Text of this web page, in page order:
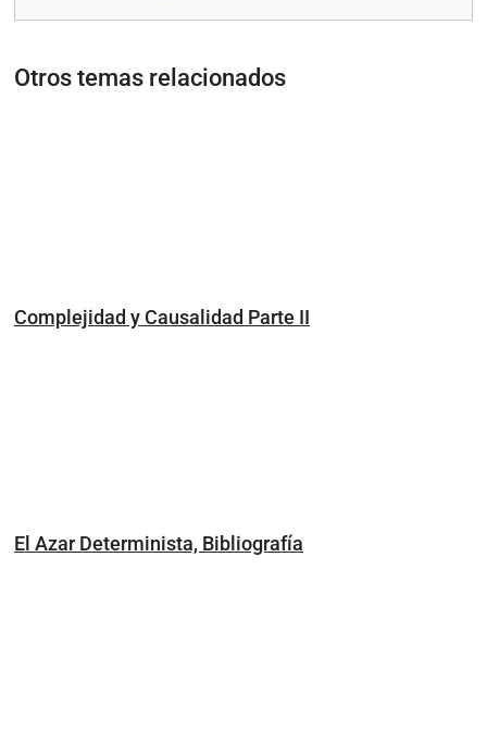
Otros temas relacionados
Complejidad y Causalidad Parte II
El Azar Determinista, Bibliografía